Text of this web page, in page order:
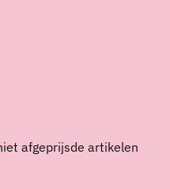
afgeprijsde artikelen